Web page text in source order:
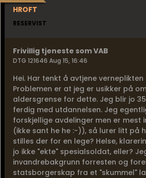
HROFT
RESERVIST
Frivillig tjeneste som VAB
DTG 121646 Aug 15, 16:46
Hei. Har tenkt å avtjene verneplikten
Problemen er at jeg er usikker på
aldersgrense for dette. Jeg blir jo
ferdig med utdannelsen. Jeg
forskjellige avdelinger men er mest
(ikke sant he he :-)), så lurer litt på
stilles der for en lege? Helse,
jo ikke "ekte" spesialsoldat, eller?
invandrebakgrunn forresten og
statsborgerskap fra et "skummel"